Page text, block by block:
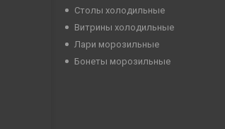
Столы холодильные
Витрины холодильные
Лари морозильные
Бонеты морозильные